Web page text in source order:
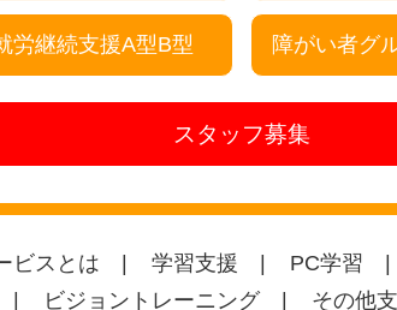
労継続支援A型B型 障がい者グ
スタッフ募集
ビスとは 学習支援 PC学習
ビジョントレーニング その他